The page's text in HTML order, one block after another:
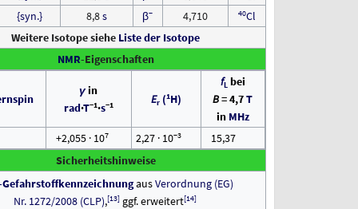
{syn.}
8,8s β− 4,710 40Cl
Weitere Isotope siehe Liste der Isotope
NMR-Eigenschaften
γin
rad·T−1·s−1 Er (1H)
fL bei
B= 4,7T
in MHz
+2,055 · 107 2,27 · 10−3
15,37
Sicherheitshinweise
GefahrstoffkennzeichnungausVerordnung (EG)
Nr. 1272/2008 (CLP),[13] ggf. erweitert[14]